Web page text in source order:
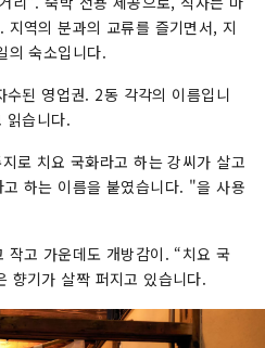
역의 분과의 교류를 즐기면서, 지
의 숙소입니다.
된 영업권. 2동 각각의 이름입니
읽습니다.
로 치요 국화라고 하는 강씨가 살고
하는 이름을 붙였습니다. "을 사용
작고 가운데도 개방감이. “치요 국
향기가 살짝 퍼지고 있습니다.